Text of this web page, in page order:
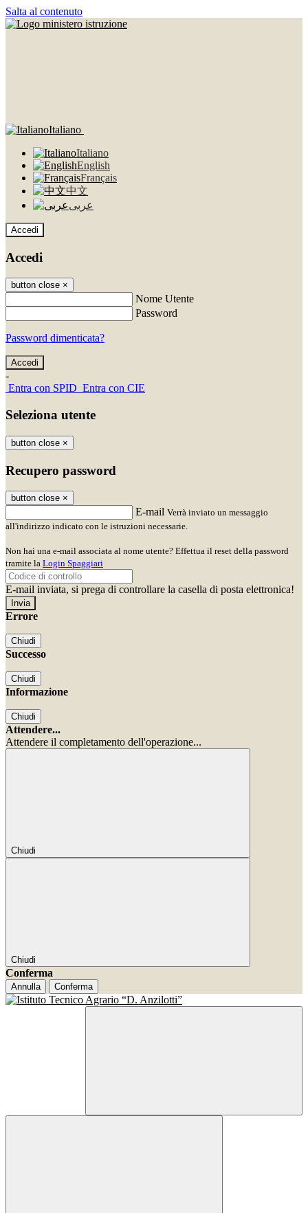
Salta al contenuto
Italiano
Italiano
English
Français
中文
عربى
Accedi
Accedi
button close ×
Nome Utente
Password
Password dimenticata?
-
Entra con SPID Entra con CIE
Seleziona utente
button close ×
Recupero password
button close ×
E-mail Verrà inviato un messaggio
all'indirizzo indicato con le istruzioni necessarie.
Non hai una e-mail associata al nome utente? Effettua il reset della password
tramite la Login Spaggiari
E-mail inviata, si prega di controllare la casella di posta elettronica!
Errore
Chiudi
Successo
Chiudi
Informazione
Chiudi
Attendere...
Attendere il completamento dell'operazione...
Chiudi
Chiudi
Conferma
Annulla Conferma